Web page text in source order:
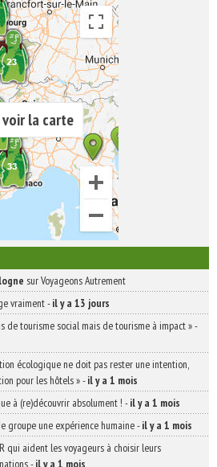
voir la carte
sur Voyageons Autrement
vraiment-il y a 13 jours
de tourisme social mais de tourisme à impact »-
écologique ne doit pas rester une intention,
pour les hôtels »-il y a 1 mois
à (re)découvrir absolument ! -il y a 1 mois
groupe une expérience humaine-il y a 1 mois
qui aident les voyageurs à choisir leurs
-il y a 1 mois